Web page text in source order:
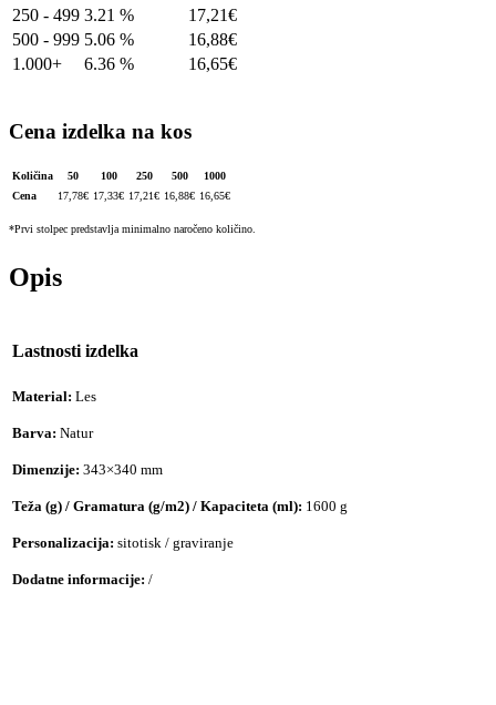
250 - 499 3.21 % 17,21€
500 - 999 5.06 % 16,88€
1.000+
6.36 % 16,65€
Cena izdelka na kos
Količina 50 100 250 500
1000
Cena
17,78€ 17,33€ 17,21€ 16,88€ 16,65€
*Prvi stolpec predstavlja minimalno naročeno količino.
Opis
Lastnosti izdelka
Material: Les
Barva: Natur
Dimenzije: 343×340 mm
Teža (g) / Gramatura (g/m2) / Kapaciteta (ml): 1600 g
Personalizacija: sitotisk / graviranje
Dodatne informacije: /